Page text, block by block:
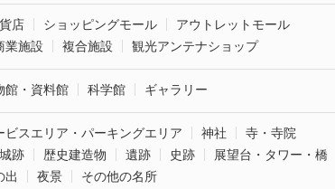
店 ショッピングモール
アウトレットモール
業施設
複合施設 観光アンテナショップ
館・資料館 科学館 ギャラリー
ビスエリア・パーキングエリア 神社
寺・寺院
跡 歴史建造物 遺跡 史跡
展望台・タワー・橋
出 夜景 その他の名所